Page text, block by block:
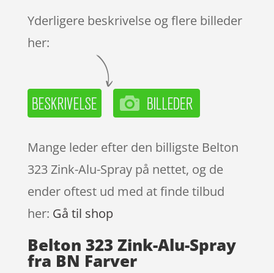
Yderligere beskrivelse og flere billeder
her:
Mange leder efter den billigste Belton
323 Zink-Alu-Spray på nettet, og de
ender oftest ud med at finde tilbud
her: Gå til shop
Belton 323 Zink-Alu-Spray
fra BN Farver